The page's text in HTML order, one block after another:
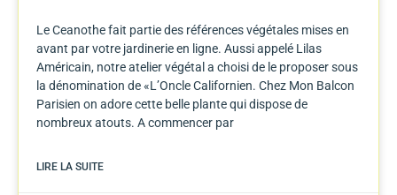
Le Ceanothe fait partie des références végétales mises en
avant par votre jardinerie en ligne. Aussi appelé Lilas
Américain, notre atelier végétal a choisi de le proposer sous
la dénomination de «L’Oncle Californien. Chez Mon Balcon
Parisien on adore cette belle plante qui dispose de
nombreux atouts. A commencer par
LIRE LA SUITE